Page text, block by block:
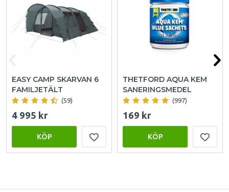
EASY CAMP SKARVAN 6
FAMILJETÄLT
(59)
4 995 kr
KÖP
THETFORD AQUA KEM
SANERINGSMEDEL
(997)
169 kr
KÖP